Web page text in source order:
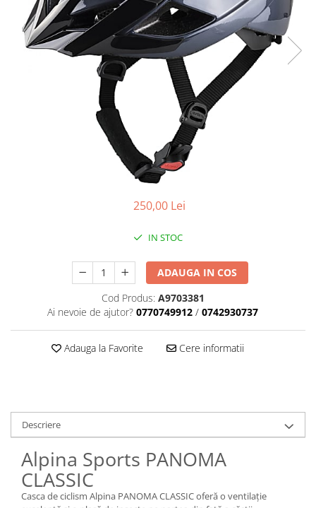
Saboti de frana
Schimbatoare viteze
250,00 Lei
IN STOC
ADAUGA IN COS
Cod Produs: A9703381
Ai nevoie de ajutor? 0770749912 / 0742930737
Adauga la Favorite Cere informatii
Descriere
Alpina Sports PANOMA
CLASSIC
Casca de ciclism Alpina PANOMA CLASSIC oferă o ventilație